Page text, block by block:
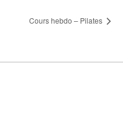
Cours hebdo – Pilates